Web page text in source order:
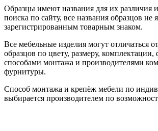
Образцы имеют названия для их различия
поиска по сайту, все названия образцов не
зарегистрированным товарным знаком.
Все мебельные изделия могут отличаться
образцов по цвету, размеру,
способами монтажа и производителями
фурнитуры.
Способ монтажа и крепёж мебели по
выбирается производителем по